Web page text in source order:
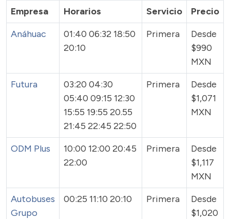
Empresa Horarios Servicio
Precio
Anáhuac
01:40 06:32 18:50
20:10
Primera
Desde
$990
MXN
Futura
03:20 04:30
05:40 09:15 12:30
15:55 19:55 20.55
21:45 22:45 22:50
Primera
Desde
$1,071
MXN
ODM Plus
10:00 12:00 20:45
22:00
Primera
Desde
$1,117
MXN
Autobuses
Grupo
00:25 11:10 20:10 Primera
Desde
$1,020